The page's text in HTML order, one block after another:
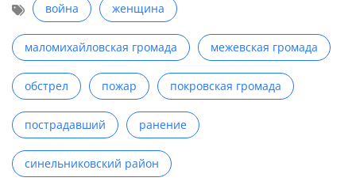
война женщина
маломихайловская громада межевская громада
обстрел пожар покровская громада
пострадавший ранение
синельниковский район